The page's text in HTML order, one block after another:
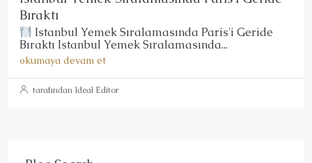
Bıraktı
Istanbul Yemek Sıralamasında Paris'i Geride
Bıraktı Istanbul Yemek Sıralamasında...
okumaya devam et
tarafından Ideal Editor